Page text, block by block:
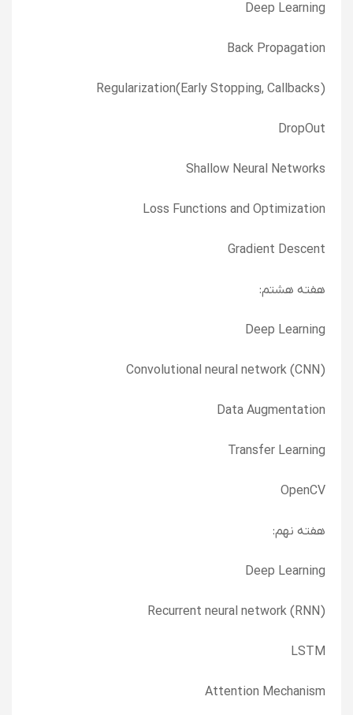
Deep Learning
Back Propagation
Regularization(Early Stopping, Callbacks)
DropOut
Shallow Neural Networks
Loss Functions and Optimization
Gradient Descent
هفته هشتم:
Deep Learning
Convolutional neural network (CNN)
Data Augmentation
Transfer Learning
OpenCV
هفته نهم:
Deep Learning
Recurrent neural network (RNN)
LSTM
Attention Mechanism